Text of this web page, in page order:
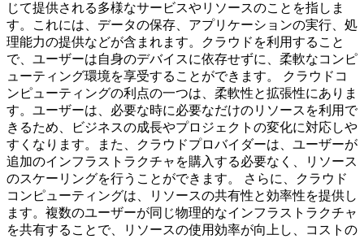
じて提供される多様なサービスやリソースのことを指しま
す。これには、データの保存、アプリケーションの実行、処
理能力の提供などが含まれます。クラウドを利用すること
で、ユーザーは自身のデバイスに依存せずに、柔軟なコンピ
ューティング環境を享受することができます。 クラウドコ
ンピューティングの利点の一つは、柔軟性と拡張性にありま
す。ユーザーは、必要な時に必要なだけのリソースを利用で
きるため、ビジネスの成長やプロジェクトの変化に対応しや
すくなります。また、クラウドプロバイダーは、ユーザーが
追加のインフラストラクチャを購入する必要なく、リソース
のスケーリングを行うことができます。 さらに、クラウド
コンピューティングは、リソースの共有性と効率性を提供し
ます。複数のユーザーが同じ物理的なインフラストラクチャ
を共有することで、リソースの使用効率が向上し、コストの